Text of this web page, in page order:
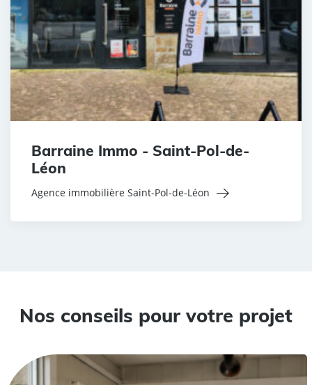
Barraine Immo - Saint-Pol-de-
Léon
Agence immobilière Saint-Pol-de-Léon
Nos conseils pour votre projet